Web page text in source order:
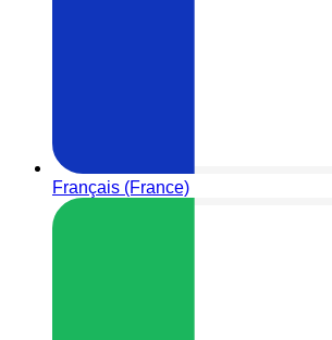
Français (France)